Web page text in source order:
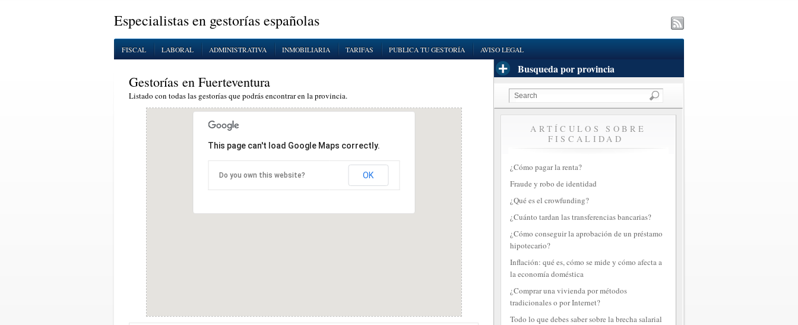
Especialistas en gestorías españolas
FISCAL LABORAL ADMINISTRATIVA INMOBILIARIA TARIFAS PUBLICA TU GESTORÍA AVISO LEGAL
Busqueda por provincia
Gestorías en Fuerteventura
Listado con todas las gestorías que podrás encontrar en la provincia.
This page can't load Google Maps correctly.
Do you own this website? OK
ARTÍCULOS SOBRE
FISCALIDAD
¿Cómo pagar la renta?
Fraude y robo de identidad
¿Qué es el crowfunding?
¿Cuánto tardan las transferencias bancarias?
¿Cómo conseguir la aprobación de un préstamo
hipotecario?
Inflación: qué es, cómo se mide y cómo afecta a
la economía doméstica
¿Comprar una vivienda por métodos
tradicionales o por Internet?
Todo lo que debes saber sobre la brecha salarial